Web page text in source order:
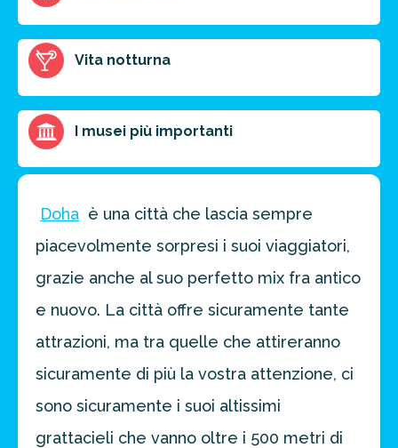
FAI PREVENTIVO
Vita notturna
I musei più importanti
Doha è una città che lascia sempre
piacevolmente sorpresi i suoi viaggiatori,
grazie anche al suo perfetto mix fra antico
e nuovo. La città offre sicuramente tante
attrazioni, ma tra quelle che attireranno
sicuramente di più la vostra attenzione, ci
sono sicuramente i suoi altissimi
grattacieli che vanno oltre i 500 metri di